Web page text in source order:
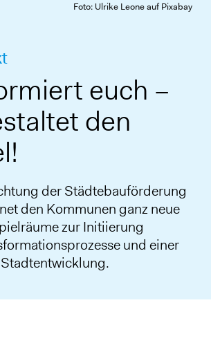
Foto: Ulrike Leone auf Pixabay
euch –
den
der Städtebauförderung
den Kommunen ganz neue
zur Initiierung
und einer